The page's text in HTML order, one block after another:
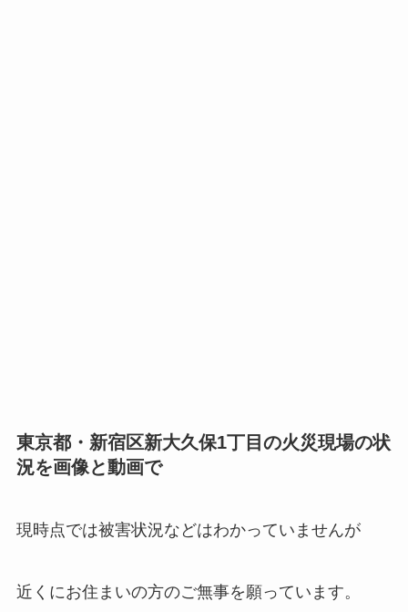
東京都・新宿区新大久保1丁目の火災現場の状
況を画像と動画で
現時点では被害状況などはわかっていませんが
近くにお住まいの方のご無事を願っています。